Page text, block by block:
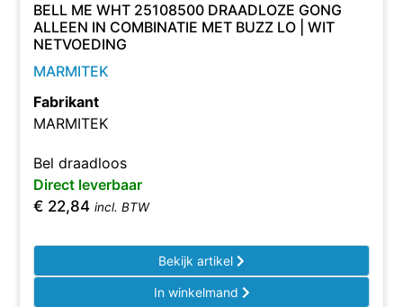
BELL ME WHT 25108500 DRAADLOZE GONG
ALLEEN IN COMBINATIE MET BUZZ LO | WIT
NETVOEDING
MARMITEK
Fabrikant
MARMITEK
Bel draadloos
Direct leverbaar
€ 22,84 incl. BTW
Bekijk artikel
In winkelmand